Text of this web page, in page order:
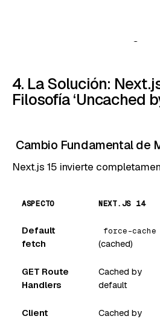
4. La Solución:
Filosofía ‘Uncached
Cambio Fundamental de
Next.js 15 invierte
ASPECTO NEXT.JS 14
Default
fetch
force-cache
(cached)
GET Route
Handlers
Cached by
default
Client
Cached by